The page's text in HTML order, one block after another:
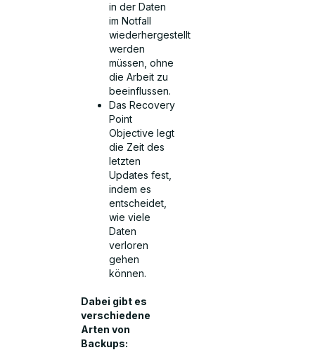
in der Daten
im Notfall
wiederhergestellt
werden
müssen, ohne
die Arbeit zu
beeinflussen.
Das Recovery
Point
Objective legt
die Zeit des
letzten
Updates fest,
indem es
entscheidet,
wie viele
Daten
verloren
gehen
können.
Dabei gibt es
verschiedene
Arten von
Backups: